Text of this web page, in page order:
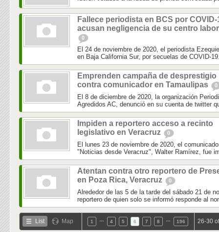
Fallece periodista en BCS por COVID-
acusan negligencia de su centro
0
El 24 de noviembre de 2020, el periodista
en Baja California Sur, por secuelas de COVID-
Emprenden campaña de desprestigio
contra comunicador en Tamaulipas
0
El 8 de diciembre de 2020, la organización
Agredidos AC, denunció en su cuenta de twitter
Impiden a reportero acceso a recinto
legislativo en Veracruz
0
El lunes 23 de noviembre de 2020, el
"Noticias desde Veracruz", Walter Ramírez, fue
Atentan contra otro reportero de
en Poza Rica, Veracruz
0
Alrededor de las 5 de la tarde del sábado 21 de
reportero de quien solo se informó responde al
List Map 1 4 5 6 7 8 196 26-30